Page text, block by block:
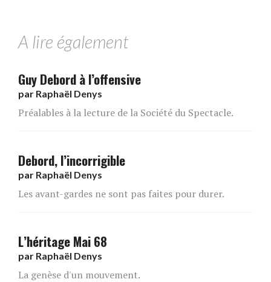
A lire également
Guy Debord à l’offensive
par Raphaël Denys
Préalables à la lecture de la Société du Spectacle.
Debord, l’incorrigible
par Raphaël Denys
Les avant-gardes ne sont pas faites pour durer.
L’héritage Mai 68
par Raphaël Denys
La genèse d'un mouvement.